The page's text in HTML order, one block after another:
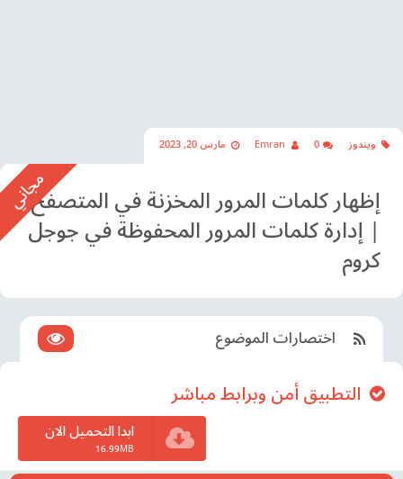
ويندوز 0
Emran مارس 20, 2023
إظهار كلمات المرور المخزنة في المتصفح
| إدارة كلمات المرور المحفوظة في جوجل
كروم
اختصارات الموضوع
التطبيق أمن وبرابط مباشر
ابدا التحميل الان
16.99MB